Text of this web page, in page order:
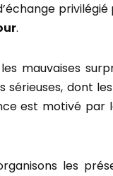
.
mauvaises
sérieuses, dont
est motivé par
les